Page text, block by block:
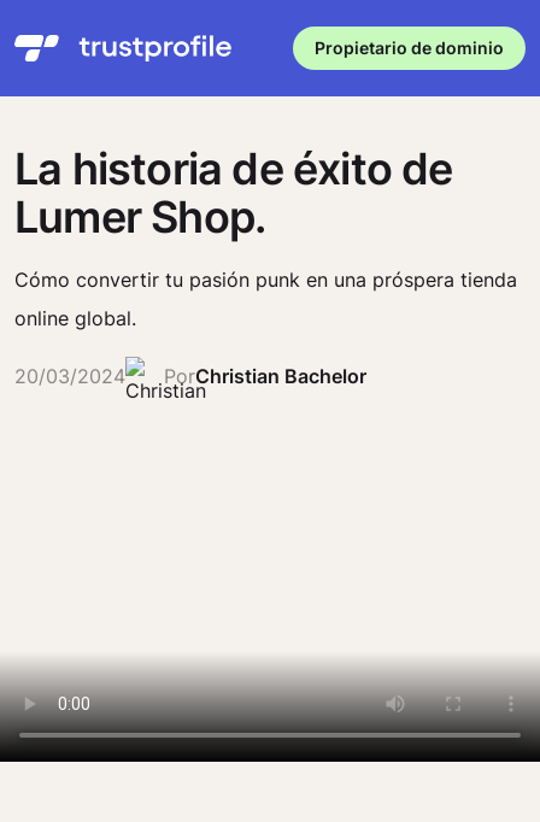
Propietario de dominio
La historia de éxito de
Lumer Shop.
Cómo convertir tu pasión punk en una próspera tienda
online global.
20/03/2024 PorChristian Bachelor